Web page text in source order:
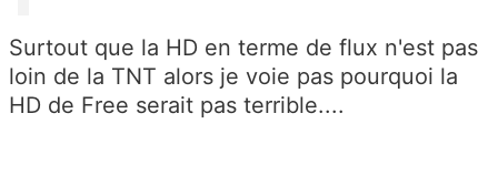
Surtout que la HD en terme de flux n'est pas
loin de la TNT alors je voie pas pourquoi la
HD de Free serait pas terrible....